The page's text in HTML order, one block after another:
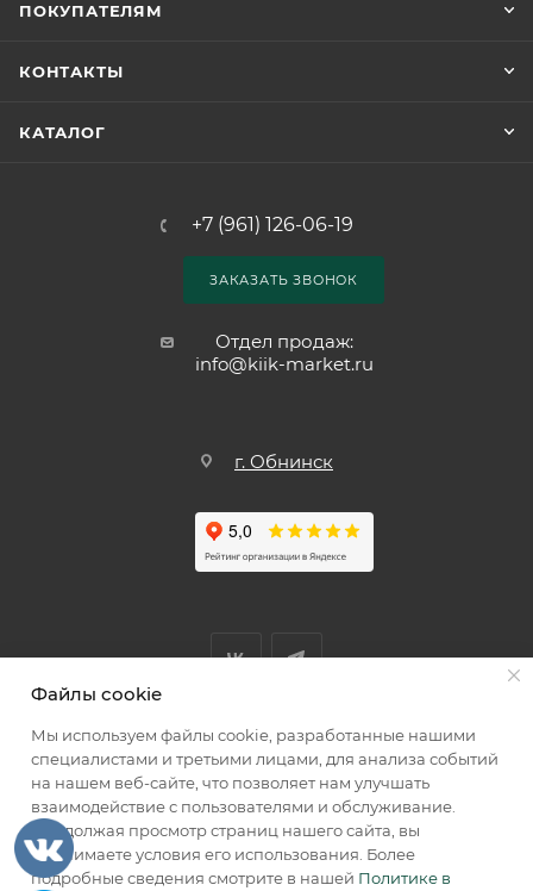
ПОКУПАТЕЛЯМ
КОНТАКТЫ
КАТАЛОГ
+7 (961) 126-06-19
ЗАКАЗАТЬ ЗВОНОК
Отдел продаж:
info@kiik-market.ru
г. Обнинск
Мы принимаем к оплате
2026 © КИИК МАРКЕТ
Файлы cookie
Мы используем файлы cookie, разработанные нашими
специалистами и третьими лицами, для анализа событий
на нашем веб-сайте, что позволяет нам улучшать
взаимодействие с пользователями и обслуживание.
Продолжая просмотр страниц нашего сайта, вы
принимаете условия его использования. Более
подробные сведения смотрите в нашей Политике в